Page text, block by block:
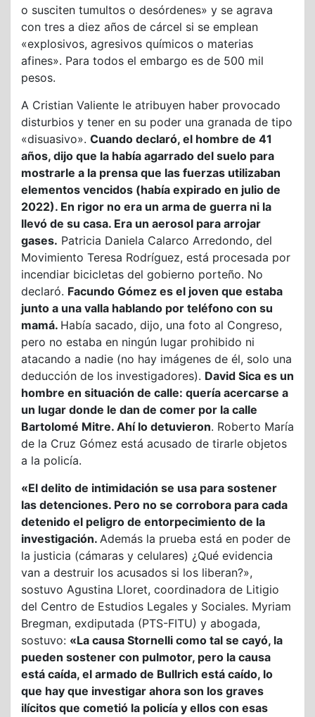
o susciten tumultos o desórdenes» y se agrava
con tres a diez años de cárcel si se emplean
«explosivos, agresivos químicos o materias
afines». Para todos el embargo es de 500 mil
pesos.
A Cristian Valiente le atribuyen haber provocado
disturbios y tener en su poder una granada de tipo
«disuasivo». Cuando declaró, el hombre de 41
años, dijo que la había agarrado del suelo para
mostrarle a la prensa que las fuerzas utilizaban
elementos vencidos (había expirado en julio de
2022). En rigor no era un arma de guerra ni la
llevó de su casa. Era un aerosol para arrojar
gases. Patricia Daniela Calarco Arredondo, del
Movimiento Teresa Rodríguez, está procesada por
incendiar bicicletas del gobierno porteño. No
declaró. Facundo Gómez es el joven que estaba
junto a una valla hablando por teléfono con su
mamá. Había sacado, dijo, una foto al Congreso,
pero no estaba en ningún lugar prohibido ni
atacando a nadie (no hay imágenes de él, solo una
deducción de los investigadores). David Sica es un
hombre en situación de calle: quería acercarse a
un lugar donde le dan de comer por la calle
Bartolomé Mitre. Ahí lo detuvieron. Roberto María
de la Cruz Gómez está acusado de tirarle objetos
a la policía.
«El delito de intimidación se usa para sostener
las detenciones. Pero no se corrobora para cada
detenido el peligro de entorpecimiento de la
investigación. Además la prueba está en poder de
la justicia (cámaras y celulares) ¿Qué evidencia
van a destruir los acusados si los liberan?»,
sostuvo Agustina Lloret, coordinadora de Litigio
del Centro de Estudios Legales y Sociales. Myriam
Bregman, exdiputada (PTS-FITU) y abogada,
sostuvo: «La causa Stornelli como tal se cayó, la
pueden sostener con pulmotor, pero la causa
está caída, el armado de Bullrich está caído, lo
que hay que investigar ahora son los graves
ilícitos que cometió la policía y ellos con esas